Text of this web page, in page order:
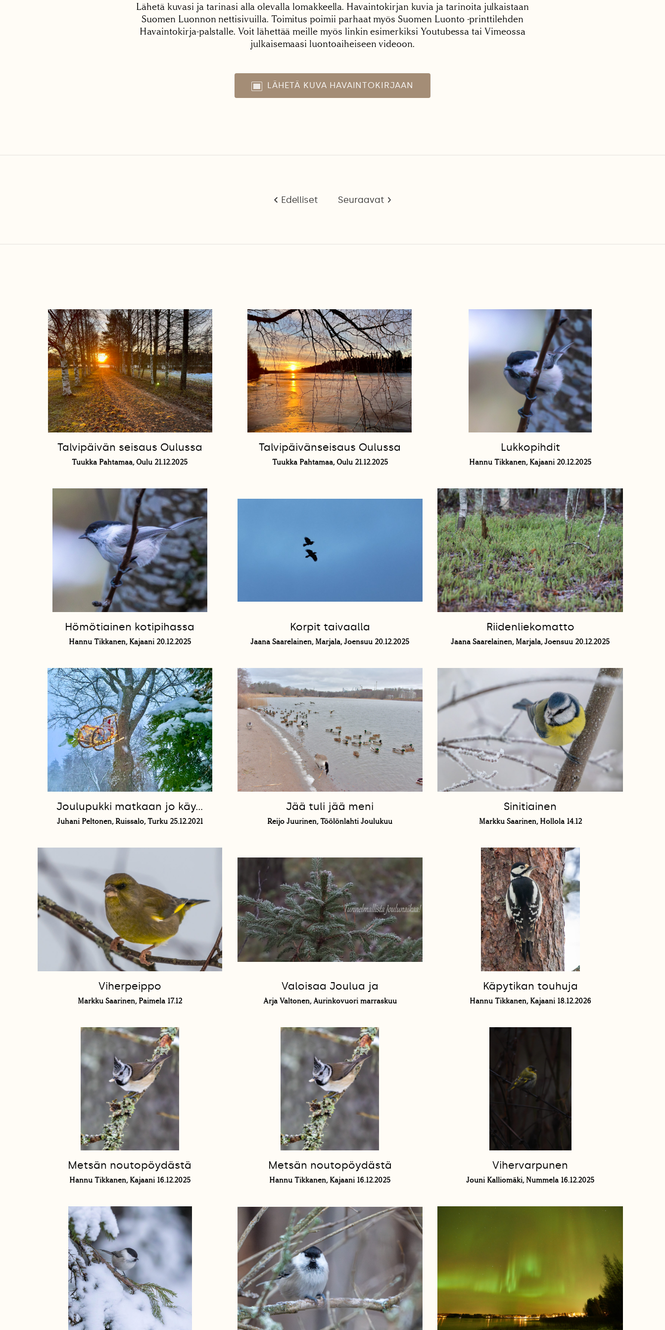
Lähetä kuvasi ja tarinasi alla olevalla lomakkeella. Havaintokirjan kuvia ja tarinoita julkaistaan
Suomen Luonnon nettisivuilla. Toimitus poimii parhaat myös Suomen Luonto -printtilehden
Havaintokirja-palstalle. Voit lähettää meille myös linkin esimerkiksi Youtubessa tai Vimeossa
julkaisemaasi luontoaiheiseen videoon.
LÄHETÄ KUVA HAVAINTOKIRJAAN
Edelliset Seuraavat
Talvipäivän seisaus Oulussa
Tuukka Pahtamaa, Oulu 21.12.2025
Talvipäivänseisaus Oulussa
Tuukka Pahtamaa, Oulu 21.12.2025
Lukkopihdit
Hannu Tikkanen, Kajaani 20.12.2025
Hömötiainen kotipihassa
Hannu Tikkanen, Kajaani 20.12.2025
Korpit taivaalla
Jaana Saarelainen, Marjala, Joensuu 20.12.2025
Riidenliekomatto
Jaana Saarelainen, Marjala, Joensuu 20.12.2025
Joulupukki matkaan jo käy…
Juhani Peltonen, Ruissalo, Turku 25.12.2021
Jää tuli jää meni
Reijo Juurinen, Töölönlahti Joulukuu
Sinitiainen
Markku Saarinen, Hollola 14.12
Viherpeippo
Markku Saarinen, Paimela 17.12
Valoisaa Joulua ja
Arja Valtonen, Aurinkovuori marraskuu
Käpytikan touhuja
Hannu Tikkanen, Kajaani 18.12.2026
Metsän noutopöydästä
Hannu Tikkanen, Kajaani 16.12.2025
Metsän noutopöydästä
Hannu Tikkanen, Kajaani 16.12.2025
Vihervarpunen
Jouni Kalliomäki, Nummela 16.12.2025